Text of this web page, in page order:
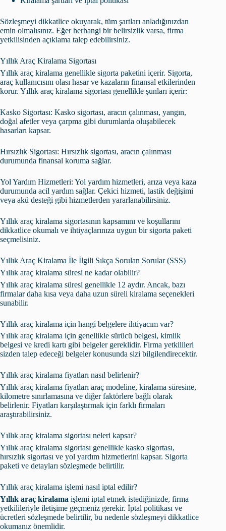
Sözleşmeyi dikkatlice okuyarak, tüm şartları anladığınızdan
emin olmalısınız. Eğer herhangi bir belirsizlik varsa, firma
yetkilisinden açıklama talep edebilirsiniz.
Yıllık Araç Kiralama Sigortası
Yıllık araç kiralama genellikle sigorta paketini içerir. Sigorta,
araç kullanıcısını olası hasar ve kazaların finansal etkilerinden
korur. Yıllık araç kiralama sigortası genellikle şunları içerir:
Kasko Sigortası: Kasko sigortası, aracın çalınması, yangın,
doğal afetler veya çarpma gibi durumlarda oluşabilecek
hasarları kapsar.
Hırsızlık Sigortası: Hırsızlık sigortası, aracın çalınması
durumunda finansal koruma sağlar.
Yol Yardım Hizmetleri: Yol yardım hizmetleri, arıza veya kaza
durumunda acil yardım sağlar. Çekici hizmeti, lastik değişimi
veya akü desteği gibi hizmetlerden yararlanabilirsiniz.
Yıllık araç kiralama sigortasının kapsamını ve koşullarını
dikkatlice okumalı ve ihtiyaçlarınıza uygun bir sigorta paketi
seçmelisiniz.
Yıllık Araç Kiralama İle İlgili Sıkça Sorulan Sorular (SSS)
Yıllık araç kiralama süresi ne kadar olabilir?
Yıllık araç kiralama süresi genellikle 12 aydır. Ancak, bazı
firmalar daha kısa veya daha uzun süreli kiralama seçenekleri
sunabilir.
Yıllık araç kiralama için hangi belgelere ihtiyacım var?
Yıllık araç kiralama için genellikle sürücü belgesi, kimlik
belgesi ve kredi kartı gibi belgeler gereklidir. Firma yetkilileri
sizden talep edeceği belgeler konusunda sizi bilgilendirecektir.
Yıllık araç kiralama fiyatları nasıl belirlenir?
Yıllık araç kiralama fiyatları araç modeline, kiralama süresine,
kilometre sınırlamasına ve diğer faktörlere bağlı olarak
belirlenir. Fiyatları karşılaştırmak için farklı firmaları
araştırabilirsiniz.
Yıllık araç kiralama sigortası neleri kapsar?
Yıllık araç kiralama sigortası genellikle kasko sigortası,
hırsızlık sigortası ve yol yardım hizmetlerini kapsar. Sigorta
paketi ve detayları sözleşmede belirtilir.
Yıllık araç kiralama işlemi nasıl iptal edilir?
Yıllık araç kiralama işlemi iptal etmek istediğinizde, firma
yetkilileriyle iletişime geçmeniz gerekir. İptal politikası ve
ücretleri sözleşmede belirtilir, bu nedenle sözleşmeyi dikkatlice
okumanız önemlidir.